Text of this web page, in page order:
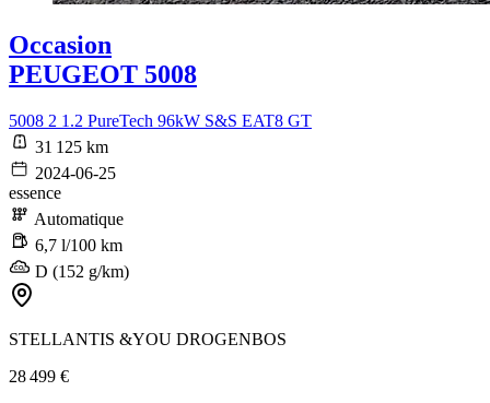
Occasion
PEUGEOT 5008
5008 2 1.2 PureTech 96kW S&S EAT8 GT
31 125 km
2024-06-25
essence
Automatique
6,7 l/100 km
D (152 g/km)
STELLANTIS &YOU DROGENBOS
28 499 €